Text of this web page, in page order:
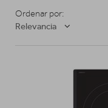
Ordenar por:
Relevancia